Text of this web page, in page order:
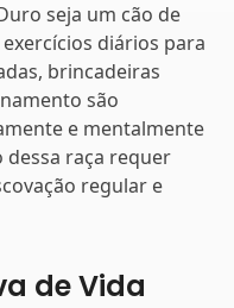
seja um cão de
diários para
brincadeiras
são
e mentalmente
dessa raça requer
regular e
de Vida